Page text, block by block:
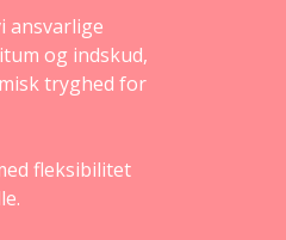
ansvarlige
og indskud,
tryghed for
fleksibilitet